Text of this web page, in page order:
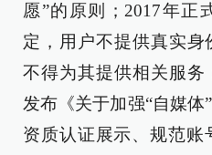
愿”的原则；2017年正
定，用户不提供真实
不得为其提供相关服务
发布《关于加强“自媒
资质认证展示、规范账